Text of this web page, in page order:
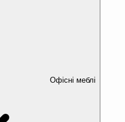
Офісні меблі